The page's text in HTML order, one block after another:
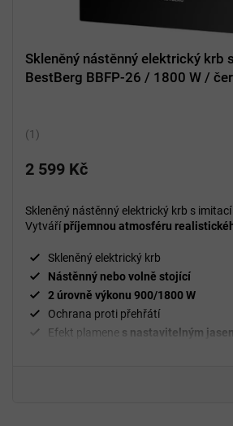
Skleněný nástěnný elektrický krb
BestBerg BBFP-26 / 1800 W /
Průměrné
produktu
5,0
z
hvězdiček.
2 599 Kč
Skleněný nástěnný elektrický krb s
Vytvářípříjemnou atmosféru
složité instalace.
Skleněný elektrický krb
Nástěnný nebo volně stojící
2 úrovně výkonu 900/1800 W
Ochrana proti přehřátí
Efekt plamene s nastavitelným